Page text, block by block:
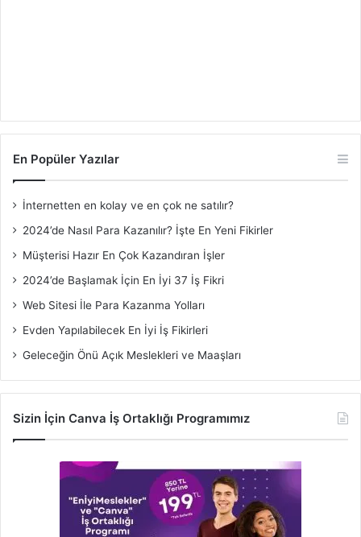
En Popüler Yazılar
İnternetten en kolay ve en çok ne satılır?
2024’de Nasıl Para Kazanılır? İşte En Yeni Fikirler
Müşterisi Hazır En Çok Kazandıran İşler
2024’de Başlamak İçin En İyi 37 İş Fikri
Web Sitesi İle Para Kazanma Yolları
Evden Yapılabilecek En İyi İş Fikirleri
Geleceğin Önü Açık Meslekleri ve Maaşları
Sizin İçin Canva İş Ortaklığı Programımız